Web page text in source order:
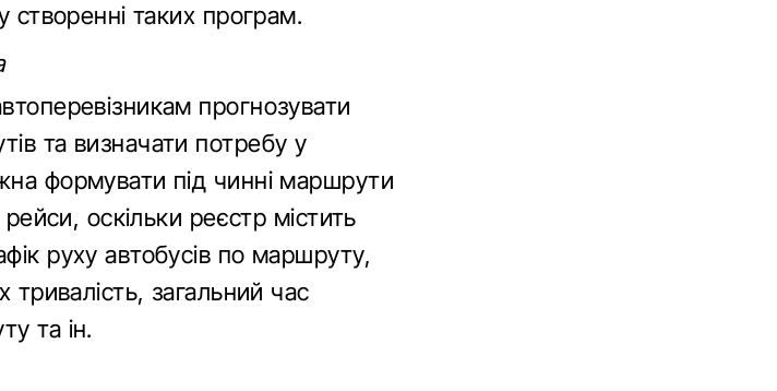
створенні таких програм.
прогнозувати
та визначати потребу у
формувати під чинні маршрути
рейси, оскільки реєстр містить
руху автобусів по маршруту,
тривалість, загальний час
та ін.